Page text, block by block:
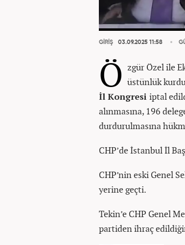
GİRİŞ 03.09.2025 11:58
Ö zgür Özel ile
üstünlük
İl Kongresi iptal
alınmasına, 196
durdurulmasına
CHP’de İstanbul İl
CHP’nin eski Genel
yerine geçti.
Tekin’e CHP Genel
partiden ihraç